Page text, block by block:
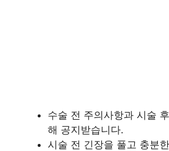
수술 전 주의사항과 시술
해 공지받습니다.
시술 전 긴장을 풀고 충분